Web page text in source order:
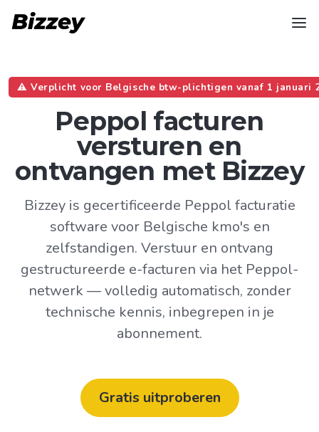
⚠️ Verplicht voor Belgische btw-plichtigen vanaf 1 januari
Peppol facturen
versturen en
ontvangen met Bizzey
Bizzey is gecertificeerde Peppol facturatie
software voor Belgische kmo's en
zelfstandigen. Verstuur en ontvang
gestructureerde e-facturen via het Peppol-
netwerk — volledig automatisch, zonder
technische kennis, inbegrepen in je
abonnement.
Gratis uitproberen